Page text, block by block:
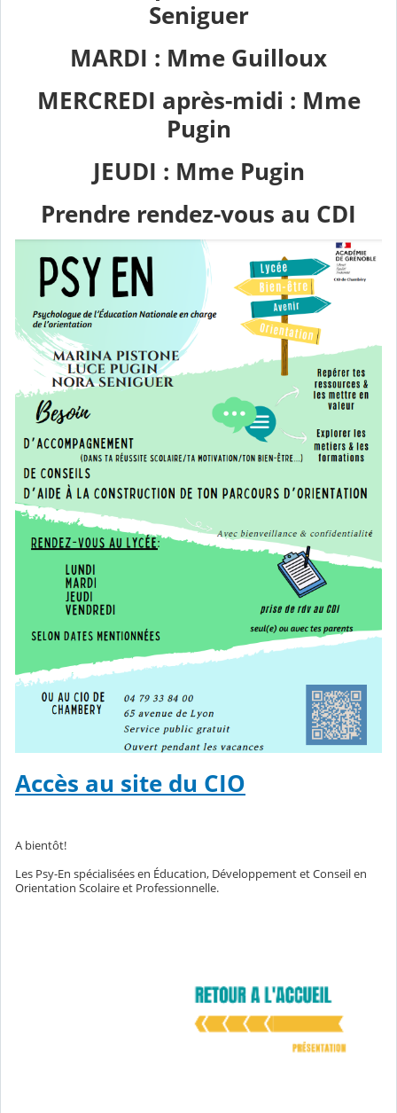
Seniguer
MARDI : Mme Guilloux
MERCREDI après-midi : Mme
Pugin
JEUDI : Mme Pugin
Prendre rendez-vous au CDI
Accès au site du CIO
A bientôt!
Les Psy-En spécialisées en Éducation, Développement et Conseil en
Orientation Scolaire et Professionnelle.